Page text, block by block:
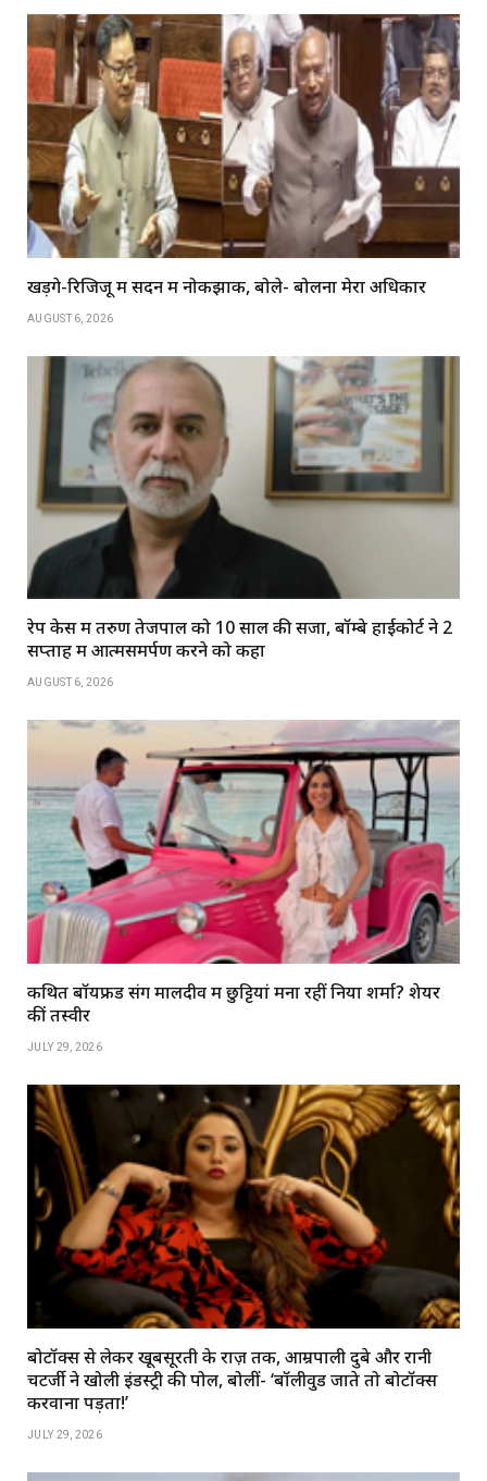
खड़गे-रिजिजू में सदन में नोकझोंक, बोले- बोलना मेरा अधिकार
AUGUST 6, 2026
रेप केस में तरुण तेजपाल को 10 साल की सजा, बॉम्बे हाईकोर्ट ने 2
सप्ताह में आत्मसमर्पण करने को कहा
AUGUST 6, 2026
कथित बॉयफ्रेंड संग मालदीव में छुट्टियां मना रहीं निया शर्मा? शेयर
कीं तस्वीरें
JULY 29, 2026
बोटॉक्स से लेकर खूबसूरती के राज़ तक, आम्रपाली दुबे और रानी
चटर्जी ने खोली इंडस्ट्री की पोल, बोलीं- ‘बॉलीवुड जाते तो बोटॉक्स
करवाना पड़ता!’
JULY 29, 2026